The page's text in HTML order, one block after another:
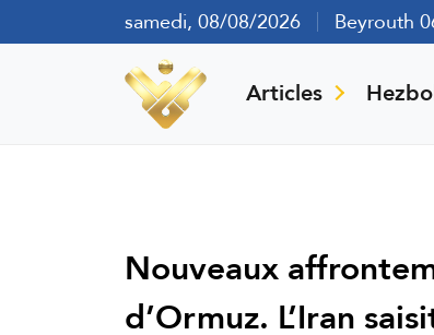
samedi, 08/08/2026 Beyrouth
Articles
Nouveaux
d’Ormuz. L’Iran